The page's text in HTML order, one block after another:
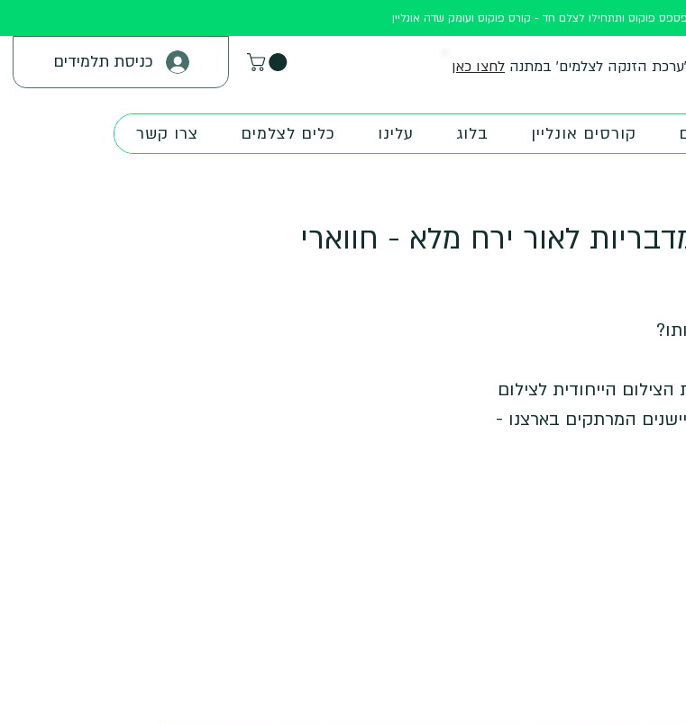
פוקוס ותתחילו לצלם חד - קורס פוקוס ועומק שדה אונליין
כניסת תלמידים לחצו כאן הזנקה לצלמים' במתנה
קורסים אונליין בלוג עלינו כלים לצלמים צרו קשר
לאור ירח מלא - חווארי
הייחודית לצילום
המרתקים בארצנו -